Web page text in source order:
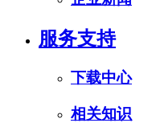
服务支持
下载中心
相关知识